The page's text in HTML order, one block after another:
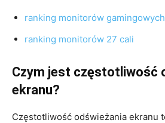
ranking monitorów gamingowych
ranking monitorów 27 cali
Czym jest częstotliwość
ekranu?
Częstotliwość odświeżania ekranu